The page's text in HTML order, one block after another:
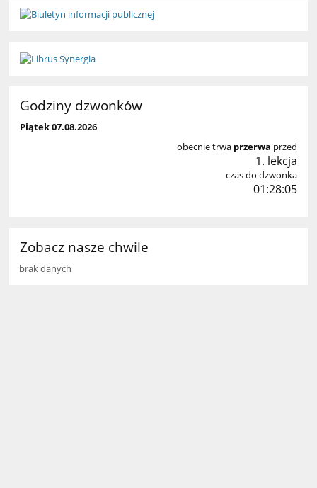
Godziny dzwonków
Piątek 07.08.2026
obecnie trwa przerwa przed
1. lekcja
czas do dzwonka
01:28:05
Zobacz nasze chwile
brak danych